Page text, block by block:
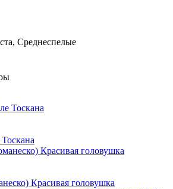
Среднеспелые
Красивая головушка